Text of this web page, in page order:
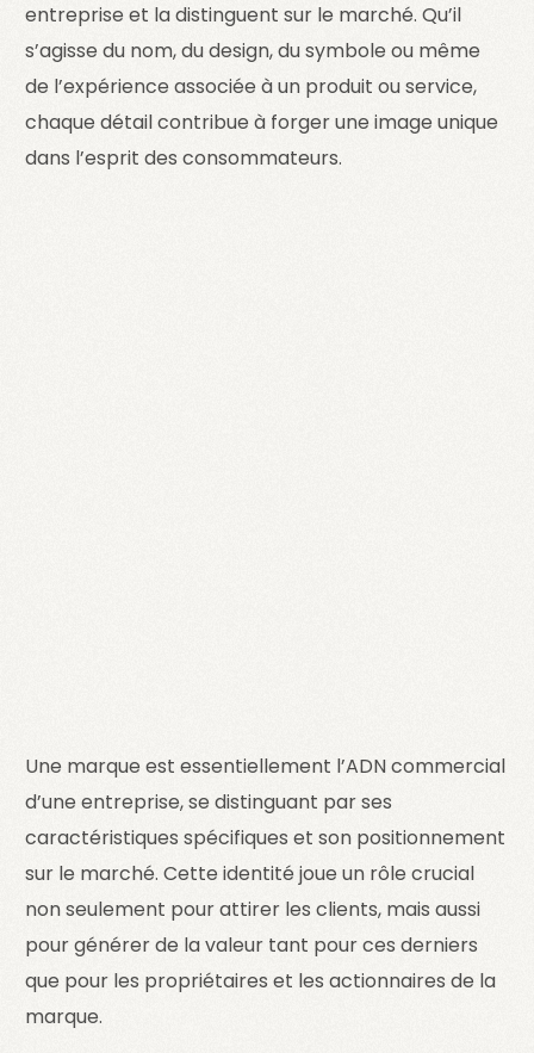
entreprise et la distinguent sur le marché. Qu’il
s’agisse du nom, du design, du symbole ou même
de l’expérience associée à un produit ou service,
chaque détail contribue à forger une image unique
dans l’esprit des consommateurs.
Une marque est essentiellement l’ADN commercial
d’une entreprise, se distinguant par ses
caractéristiques spécifiques et son positionnement
sur le marché. Cette identité joue un rôle crucial
non seulement pour attirer les clients, mais aussi
pour générer de la valeur tant pour ces derniers
que pour les propriétaires et les actionnaires de la
marque.